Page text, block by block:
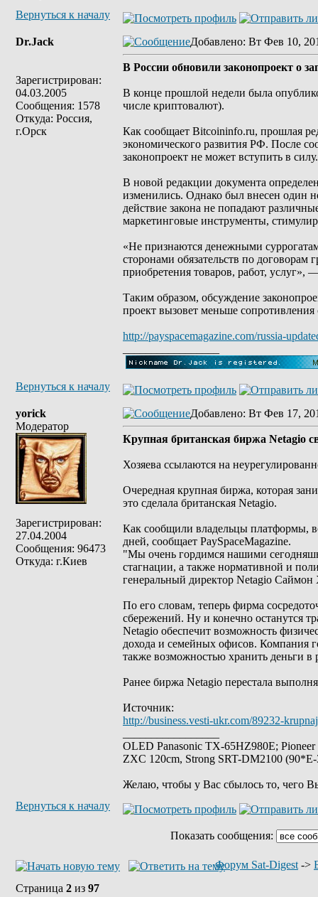
Вернуться к началу
Dr.Jack
Зарегистрирован:
04.03.2005
Сообщения: 1578
Откуда: Россия,
г.Орск
Добавлено: Вт Фев 10,
В России обновили законопроект о
В конце прошлой недели была
числе криптовалют).
Как сообщает Bitcoininfo.ru, прошлая
экономического развития РФ. После
законопроект не может вступить в силу.
В новой редакции документа
изменились. Однако был внесен один
действие закона не попадают
маркетинговые инструменты,
«Не признаются денежными
сторонами обязательств по договорам
приобретения товаров, работ, услуг»,
Таким образом, обсуждение
проект вызовет меньше сопротивления
http://payspacemagazine.com/russia-
Вернуться к началу
yorick
Модератор
Зарегистрирован:
27.04.2004
Сообщения: 96473
Откуда: г.Киев
Добавлено: Вт Фев 17,
Крупная британская биржа Netagio
Хозяева ссылаются на
Очередная крупная биржа, которая
это сделала британская Netagio.
Как сообщили владельцы платформы,
дней, сообщает PaySpaceMagazine.
"Мы очень гордимся нашими
стагнации, а также нормативной и
генеральный директор Netagio
По его словам, теперь фирма
сбережений. Ну и конечно останутся
Netagio обеспечит возможность
дохода и семейных офисов. Компания
также возможностью хранить деньги в
Ранее биржа Netagio перестала
Источник:
http://business.vesti-ukr.com/89232-
OLED Panasonic TX-65HZ980E;
ZXC 120cm, Strong SRT-DM2100
Желаю, чтобы у Вас сбылось то, чего
Вернуться к началу
Показать сообщения:
Форум Sat-Digest ->
Страница 2 из 97